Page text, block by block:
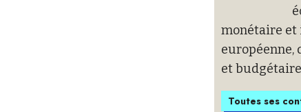
monétaire et
européenne,
et
Toutes ses